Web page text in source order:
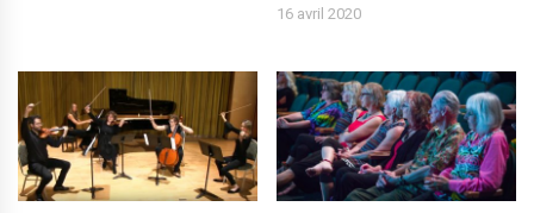
16 avril 2020